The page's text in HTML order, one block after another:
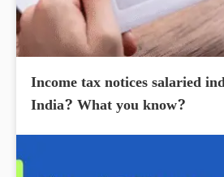
Income tax notices salaried
India? What you know?